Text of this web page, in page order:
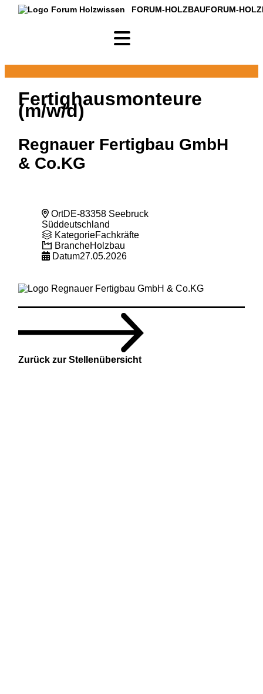
FORUM-HOLZBAUFORUM-
Fertighausmonteure
(m/w/d)
Regnauer Fertigbau GmbH
& Co.KG
OrtDE-83358 Seebruck
Süddeutschland
KategorieFachkräfte
BrancheHolzbau
Datum27.05.2026
Zurück zur Stellenübersicht